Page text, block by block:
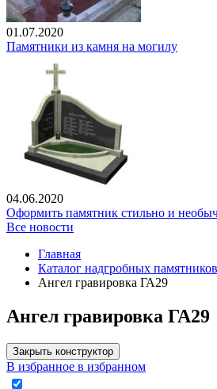
01.07.2020
Памятники из камня на могилу
04.06.2020
Оформить памятник стильно и
Все новости
Главная
Каталог надгробных
Ангел гравировка ГА29
Ангел гравировка ГА29
Закрыть конструктор
В избранное в избранном